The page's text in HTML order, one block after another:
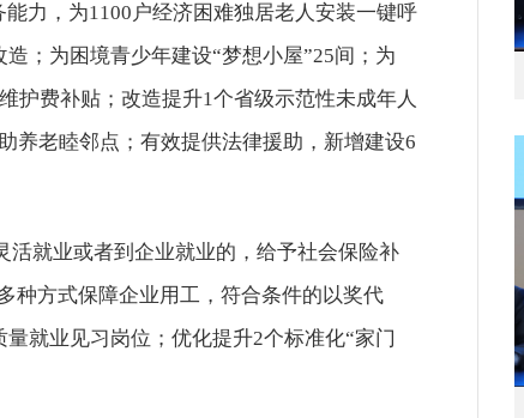
力，为1100户经济困难独居老人安装一键呼
；为困境青少年建设“梦想小屋”25间；为
护费补贴；改造提升1个省级示范性未成年人
养老睦邻点；有效提供法律援助，新增建设6
就业或者到企业就业的，给予社会保险补
种方式保障企业用工，符合条件的以奖代
就业见习岗位；优化提升2个标准化“家门